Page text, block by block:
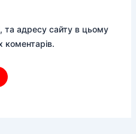
та адресу сайту в цьому
коментарів.